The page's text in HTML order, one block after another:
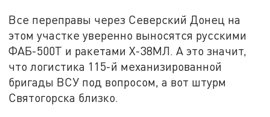
Все переправы через Северский Донец на
этом участке уверенно выносятся русскими
ФАБ-500Т и ракетами Х-38МЛ. А это значит,
что логистика 115-й механизированной
бригады ВСУ под вопросом, а вот штурм
Святогорска близко.